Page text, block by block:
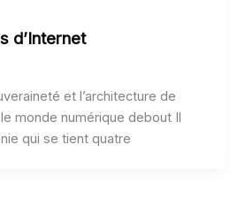
d’Internet
et l’architecture de
monde numérique debout Il
qui se tient quatre